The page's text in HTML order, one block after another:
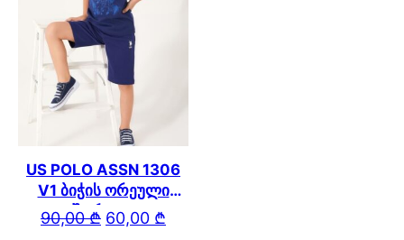
US POLO ASSN 1306
V1 ბიჭის ორეული
შორტით
90,00₾ Original price was: 90,00 ₾.
60,00 ₾
Current price is: 60,00 ₾.